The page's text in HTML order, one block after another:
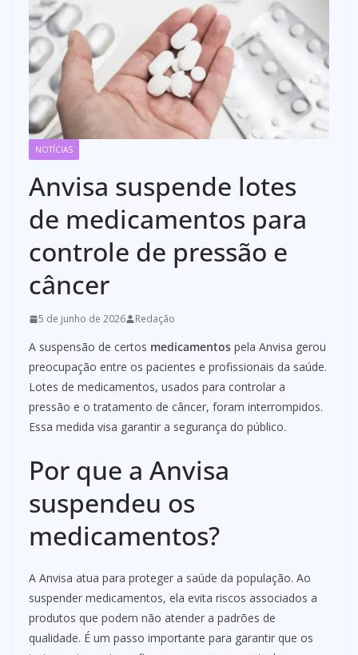
NOTÍCIAS
Anvisa suspende lotes
de medicamentos para
controle de pressão e
câncer
5 de junho de 2026 Redação
A suspensão de certos medicamentos pela Anvisa gerou
preocupação entre os pacientes e profissionais da saúde.
Lotes de medicamentos, usados para controlar a
pressão e o tratamento de câncer, foram interrompidos.
Essa medida visa garantir a segurança do público.
Por que a Anvisa
suspendeu os
medicamentos?
A Anvisa atua para proteger a saúde da população. Ao
suspender medicamentos, ela evita riscos associados a
produtos que podem não atender a padrões de
qualidade. É um passo importante para garantir que os